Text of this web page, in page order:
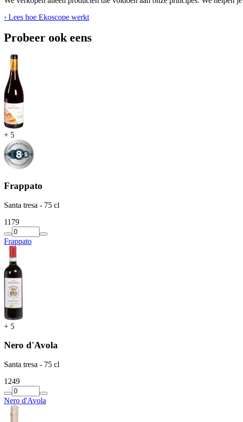
› Lees hoe Ekoscope werkt
Probeer ook eens
+ 5
Frappato
Santa tresa - 75 cl
11 79
Frappato
+ 5
Nero d'Avola
Santa tresa - 75 cl
1249
Nero d'Avola